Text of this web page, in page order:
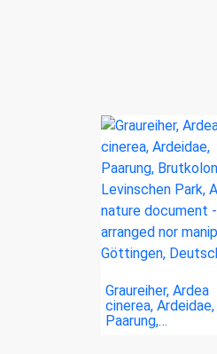
Graureiher, Ardea
cinerea, Ardeidae,
Paarung,…